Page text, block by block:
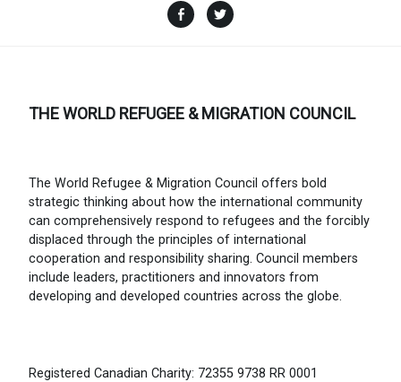
Facebook
THE WORLD REFUGEE & MIGRATION COUNCIL
The World Refugee & Migration Council offers bold
strategic thinking about how the international community
can comprehensively respond to refugees and the forcibly
displaced through the principles of international
cooperation and responsibility sharing. Council members
include leaders, practitioners and innovators from
developing and developed countries across the globe.
Registered Canadian Charity: 72355 9738 RR 0001